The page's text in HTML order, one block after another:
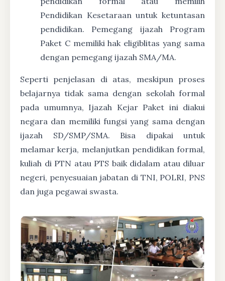
Pendidikan Kesetaraan untuk ketuntasan
pendidikan. Pemegang ijazah Program
Paket C memiliki hak eligiblitas yang sama
dengan pemegang ijazah SMA/MA.
Seperti penjelasan di atas, meskipun proses
belajarnya tidak sama dengan sekolah formal
pada umumnya, Ijazah Kejar Paket ini diakui
negara dan memiliki fungsi yang sama dengan
ijazah SD/SMP/SMA. Bisa dipakai untuk
melamar kerja, melanjutkan pendidikan formal,
kuliah di PTN atau PTS baik didalam atau diluar
negeri, penyesuaian jabatan di TNI, POLRI, PNS
dan juga pegawai swasta.